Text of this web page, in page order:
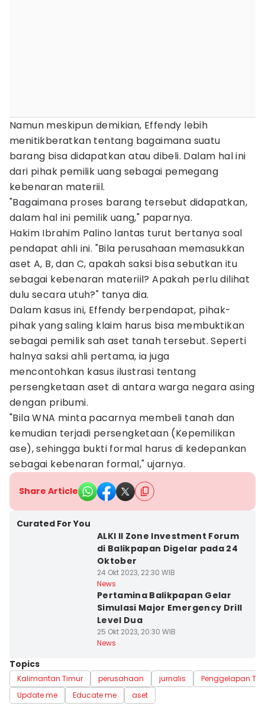
Namun meskipun demikian, Effendy lebih
menitikberatkan tentang bagaimana suatu
barang bisa didapatkan atau dibeli. Dalam hal ini
dari pihak pemilik uang sebagai pemegang
kebenaran materiil.
"Bagaimana proses barang tersebut didapatkan,
dalam hal ini pemilik uang," paparnya.
Hakim Ibrahim Palino lantas turut bertanya soal
pendapat ahli ini. "Bila perusahaan memasukkan
aset A, B, dan C, apakah saksi bisa sebutkan itu
sebagai kebenaran materiil? Apakah perlu dilihat
dulu secara utuh?" tanya dia.
Dalam kasus ini, Effendy berpendapat, pihak-
pihak yang saling klaim harus bisa membuktikan
sebagai pemilik sah aset tanah tersebut. Seperti
halnya saksi ahli pertama, ia juga
mencontohkan kasus ilustrasi tentang
persengketaan aset di antara warga negara asing
dengan pribumi.
"Bila WNA minta pacarnya membeli tanah dan
kemudian terjadi persengketaan (Kepemilikan
ase), sehingga bukti formal harus di kedepankan
sebagai kebenaran formal," ujarnya.
Share Article
Curated For You
ALKI II Zone Investment Forum
di Balikpapan Digelar pada 24
Oktober
24 Okt 2023, 22:30 WIB
News
Pertamina Balikpapan Gelar
Simulasi Major Emergency Drill
Level Dua
25 Okt 2023, 20:30 WIB
News
Topics
Kalimantan Timur perusahaan jurnalis
Penggelapan
Update me
Educate me aset